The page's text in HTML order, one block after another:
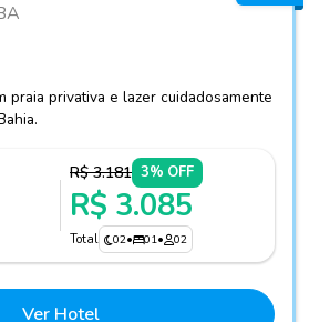
praia privativa e lazer cuidadosamente
R$ 3.181 3% OFF
R$ 3.085
Total 02• 01• 02
Ver Hotel